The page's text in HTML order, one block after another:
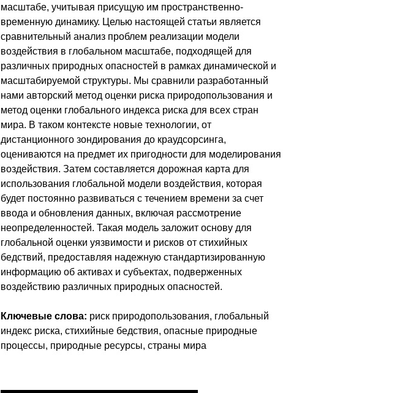
масштабе, учитывая присущую им пространственно-
временную динамику. Целью настоящей статьи является
сравнительный анализ проблем реализации модели
воздействия в глобальном масштабе, подходящей для
различных природных опасностей в рамках динамической и
масштабируемой структуры. Мы сравнили разработанный
нами авторский метод оценки риска природопользования и
метод оценки глобального индекса риска для всех стран
мира. В таком контексте новые технологии, от
дистанционного зондирования до краудсорсинга,
оцениваются на предмет их пригодности для моделирования
воздействия. Затем составляется дорожная карта для
использования глобальной модели воздействия, которая
будет постоянно развиваться с течением времени за счет
ввода и обновления данных, включая рассмотрение
неопределенностей. Такая модель заложит основу для
глобальной оценки уязвимости и рисков от стихийных
бедствий, предоставляя надежную стандартизированную
информацию об активах и субъектах, подверженных
воздействию различных природных опасностей.
Ключевые слова: риск природопользования, глобальный
индекс риска, стихийные бедствия, опасные природные
процессы, природные ресурсы, страны мира